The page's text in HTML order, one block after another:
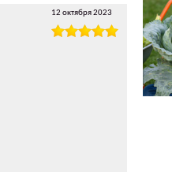
12 октября 2023